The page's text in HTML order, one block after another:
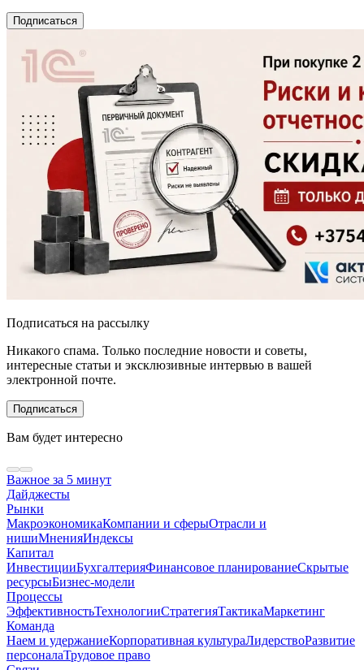
Подписаться
Подписаться на рассылку
Никакого спама. Только последние новости и советы,
интересные статьи и эксклюзивные интервью в вашей
электронной почте.
Подписаться
Вам будет интересно
Важное за 5 минут
Дайджесты
Рынки
МакроэкономикаКомпании и сферыОтрасли и
нишиМненияИндексы
Капитал
ИнвестицииБухгалтерияФинансовое планированиеСкрытые
ресурсыБизнес-модели
Процессы
ЭффективностьТехнологииСтратегияТактикаМаркетинг
Команда
Наем и удержаниеКорпоративная культураЛидерствоРазвитие
персоналаТрудовое право